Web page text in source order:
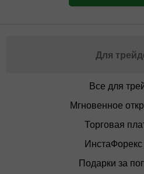
Для
Все для
Мгновенное
Торговая
Подарки за